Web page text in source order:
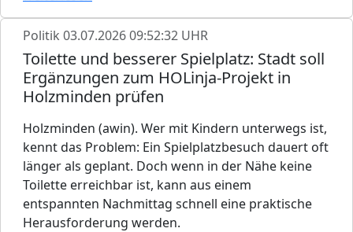
Politik 03.07.2026 09:52:32 UHR
Toilette und besserer Spielplatz: Stadt soll
Ergänzungen zum HOLinja-Projekt in
Holzminden prüfen
Holzminden (awin). Wer mit Kindern unterwegs ist,
kennt das Problem: Ein Spielplatzbesuch dauert oft
länger als geplant. Doch wenn in der Nähe keine
Toilette erreichbar ist, kann aus einem
entspannten Nachmittag schnell eine praktische
Herausforderung werden.